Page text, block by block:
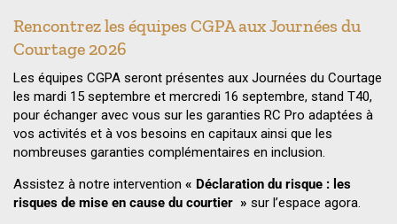
Rencontrez les équipes CGPA aux Journées du
Courtage 2026
Les équipes CGPA seront présentes aux Journées du Courtage
les mardi 15 septembre et mercredi 16 septembre, stand T40,
pour échanger avec vous sur les garanties RC Pro adaptées à
vos activités et à vos besoins en capitaux ainsi que les
nombreuses garanties complémentaires en inclusion.
Assistez à notre intervention « Déclaration du risque : les
risques de mise en cause du courtier » sur l’espace agora.